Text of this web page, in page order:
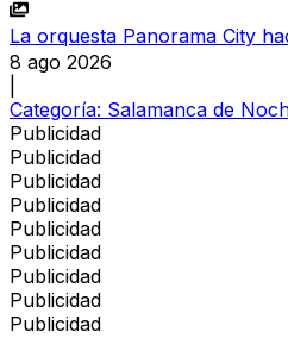
La orquesta Panorama City
8 ago 2026
Categoría: Salamanca de
Publicidad
Publicidad
Publicidad
Publicidad
Publicidad
Publicidad
Publicidad
Publicidad
Publicidad